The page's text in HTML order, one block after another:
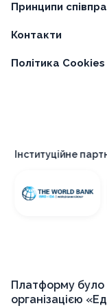
Принципи
Контакти
Політика Cookies
Платформу було
організацією